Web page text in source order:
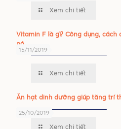
Xem chi tiết
15/11/2019
Vitamin F là gì? Công dụng,
nó.
Xem chi tiết
25/10/2019
Ăn hạt dinh dưỡng giúp tăng trí
Xem chi tiết